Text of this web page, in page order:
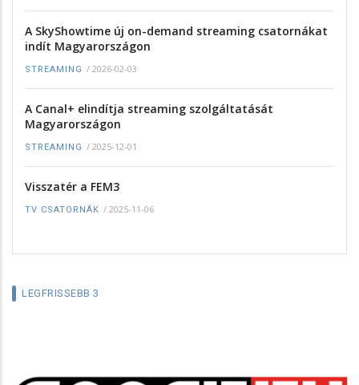
A SkyShowtime új on-demand streaming csatornákat
indít Magyarországon
STREAMING / 2026-02-03
A Canal+ elindítja streaming szolgáltatását
Magyarországon
STREAMING / 2025-12-01
Visszatér a FEM3
TV CSATORNÁK / 2025-11-06
LEGFRISSEBB 3